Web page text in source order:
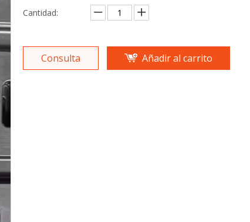
Cantidad:
Consulta Añadir al carrito